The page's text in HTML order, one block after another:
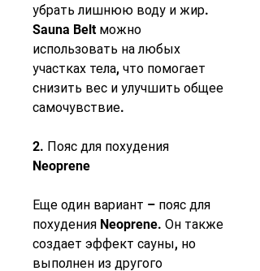
убрать лишнюю воду и жир.
Sauna Belt можно
использовать на любых
участках тела, что помогает
снизить вес и улучшить общее
самочувствие.
2. Пояс для похудения
Neoprene
Еще один вариант – пояс для
похудения Neoprene. Он также
создает эффект сауны, но
выполнен из другого